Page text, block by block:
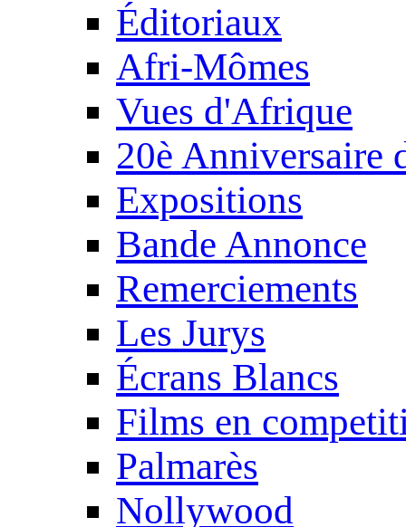
Éditoriaux
Afri-Mômes
Vues d'Afrique
20è Anniversaire
Expositions
Bande Annonce
Remerciements
Les Jurys
Écrans Blancs
Films en
Palmarès
Nollywood